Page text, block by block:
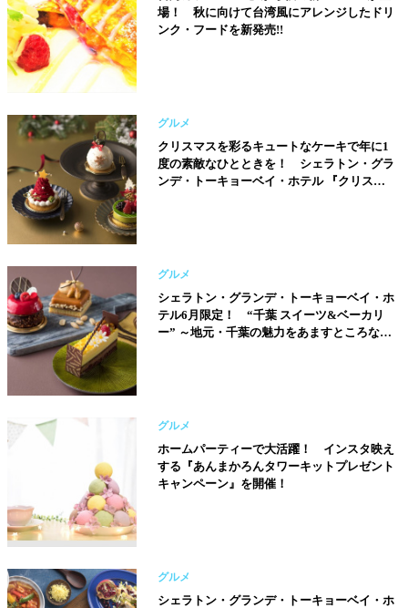
場！ 秋に向けて台湾風にアレンジしたドリ
ンク・フードを新発売!!
グルメ
クリスマスを彩るキュートなケーキで年に1
度の素敵なひとときを！ シェラトン・グラ
ンデ・トーキョーベイ・ホテル 『クリスマ
グルメ
シェラトン・グランデ・トーキョーベイ・ホ
テル6月限定！ “千葉 スイーツ&ベーカリ
ー” ～地元・千葉の魅力をあますところなく
グルメ
ホームパーティーで大活躍！ インスタ映え
する『あんまかろんタワーキットプレゼント
キャンペーン』を開催！
グルメ
シェラトン・グランデ・トーキョーベイ・ホ